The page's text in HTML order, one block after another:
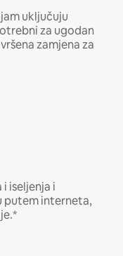
uključuju
za ugodan
zamjena za
iseljenja i
putem interneta,